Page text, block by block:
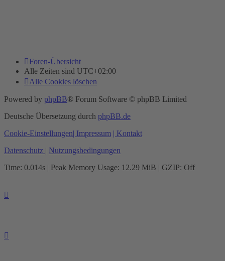
Foren-Übersicht
Alle Zeiten sind UTC+02:00
Alle Cookies löschen
Powered by phpBB® Forum Software © phpBB Limited
Deutsche Übersetzung durch phpBB.de
Cookie-Einstellungen| Impressum | Kontakt
Datenschutz | Nutzungsbedingungen
Time: 0.014s | Peak Memory Usage: 12.29 MiB | GZIP: Off